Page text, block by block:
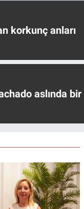
korkunç anları
aslında bir